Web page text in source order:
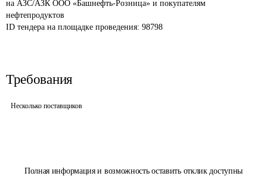
Полная информация и возможность оставить отклик доступны
на АЗС/АЗК ООО «Башнефть-Розница» и покупателям
нефтепродуктов
ID тендера на площадке проведения: 98798
Требования
Несколько поставщиков